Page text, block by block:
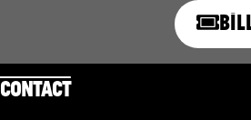
CONTACT